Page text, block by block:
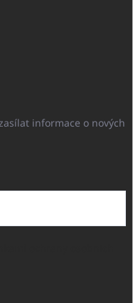
informace o nových